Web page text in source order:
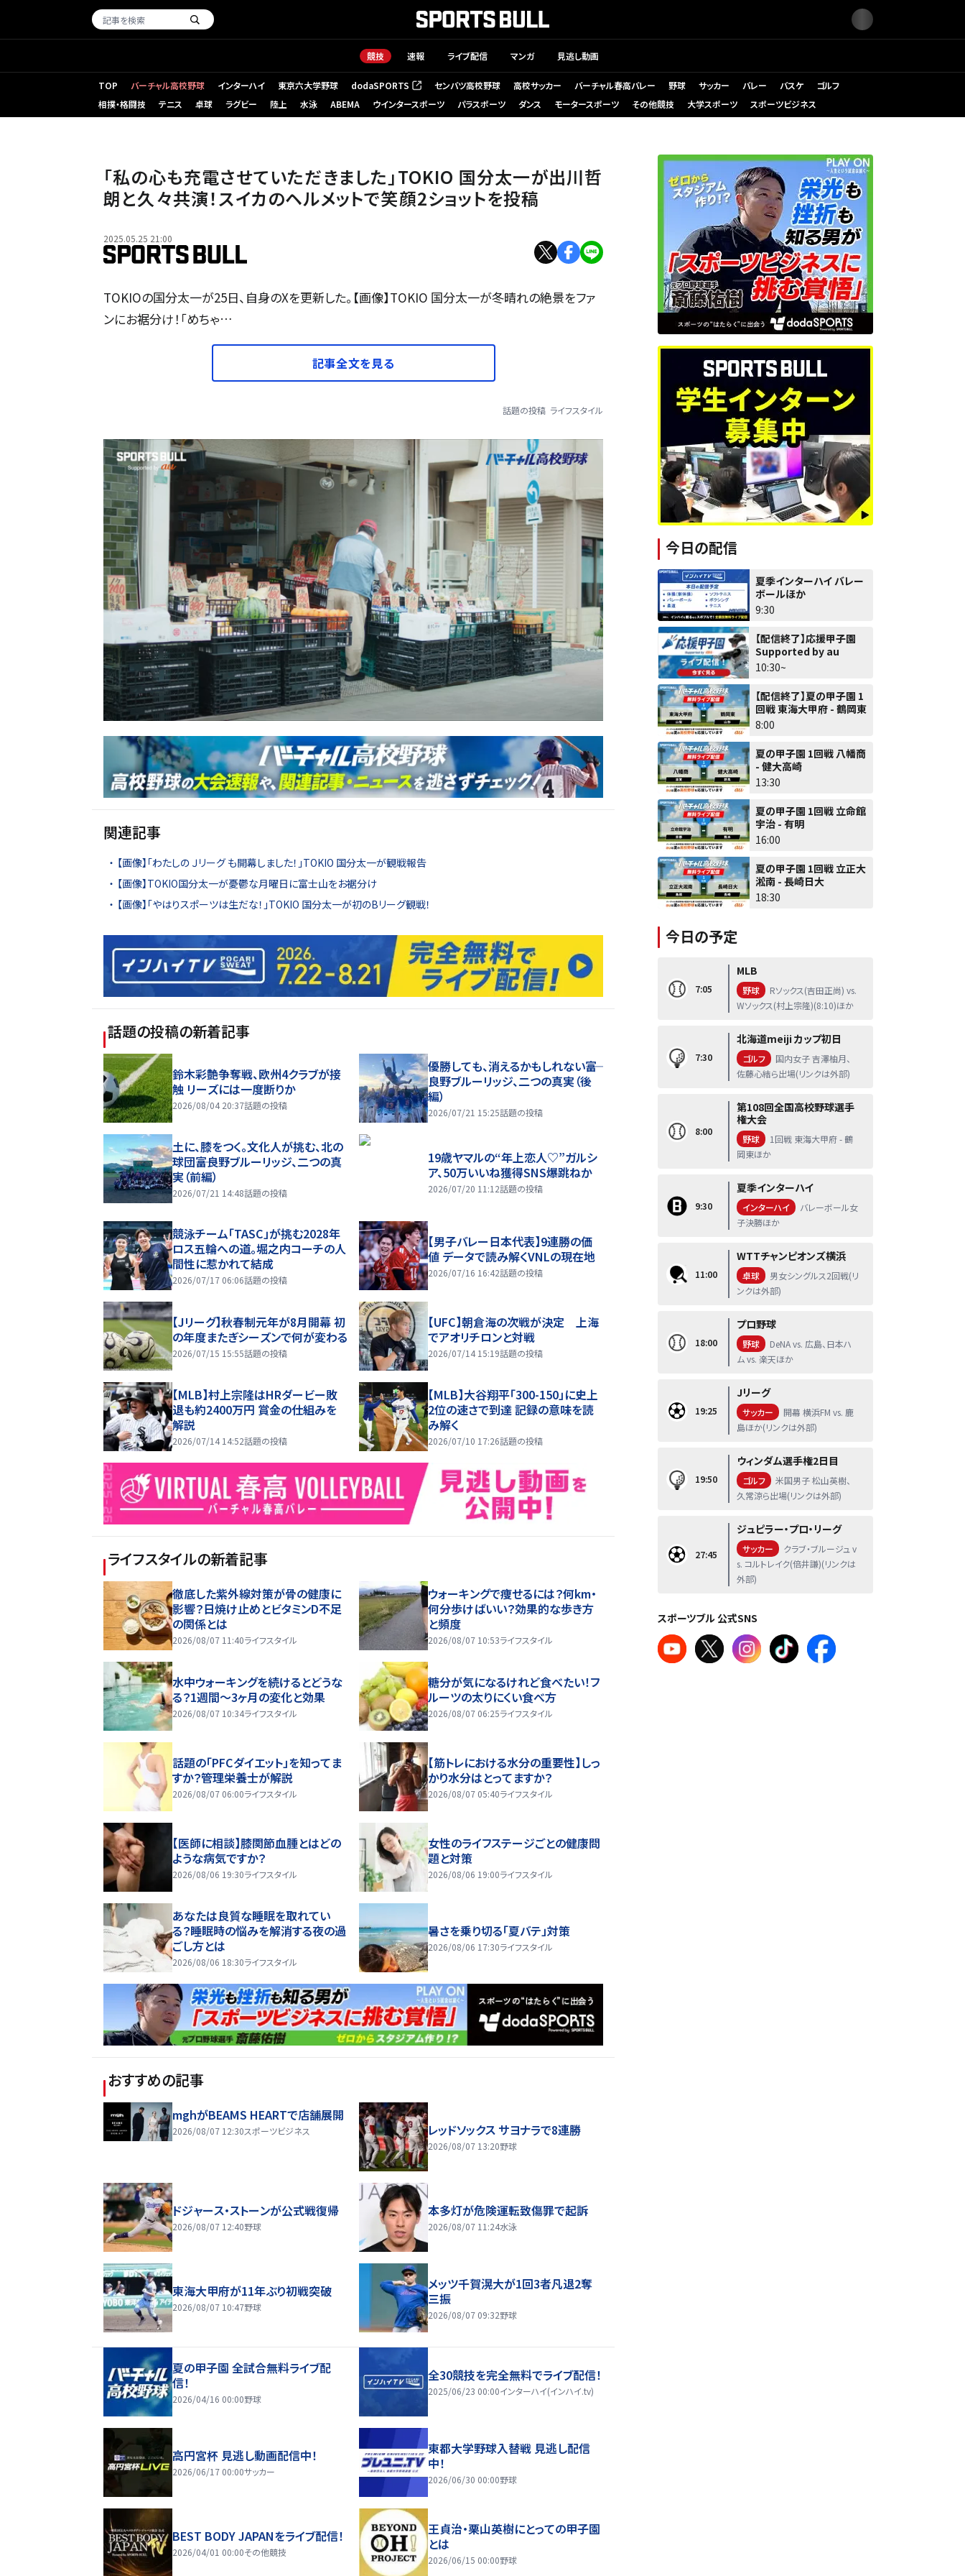
競技 速報 ライブ配信 マンガ 見逃し動画
TOP バーチャル高校野球 インターハイ 東京六大学野球 dodaSPORTS
（新しいタブで開く） センバツ高校野球 高校サッカー バーチャル春高バレー 野球 サッカー バレー バスケ
ゴルフ
相撲・格闘技
テニス 卓球 ラグビー 陸上 水泳 ABEMA ウインタースポーツ パラスポーツ ダンス モータースポーツ その他競技 大学スポーツ スポーツビジネス
「私の心も充電させていただきました」TOKIO 国分太一が出川哲
朗と久々共演！スイカのヘルメットで笑顔2ショットを投稿
2025.05.25 21:00
TOKIOの国分太一が25日、自身のXを更新した。【画像】TOKIO 国分太一が冬晴れの絶景をファ
ンにお裾分け！「めちゃ…
記事全文を見る
話題の投稿 ライフスタイル
関連記事
【画像】「わたしの Ｊリーグ も開幕しました！」TOKIO 国分太一が観戦報告
【画像】TOKIO国分太一が憂鬱な月曜日に富士山をお裾分け
【画像】「やはりスポーツは生だな！」TOKIO 国分太一が初のBリーグ観戦！
話題の投稿の新着記事
鈴木彩艶争奪戦、欧州4クラブが接
触 リーズには一度断りか
2026/08/04 20:37話題の投稿
優勝しても、消えるかもしれない――富
良野ブルーリッジ、二つの真実（後
編）
2026/07/21 15:25話題の投稿
土に、膝をつく。文化人が挑む、北の
球団――富良野ブルーリッジ、二つの真
実（前編）
2026/07/21 14:48話題の投稿
19歳ヤマルの“年上恋人♡”ガルシ
ア、50万いいね獲得SNS爆跳ねか
2026/07/20 11:12話題の投稿
競泳チーム「TASC」が挑む2028年
ロス五輪への道。堀之内コーチの人
間性に惹かれて結成
2026/07/17 06:06話題の投稿
【男子バレー日本代表】9連勝の価
値 データで読み解くVNLの現在地
2026/07/16 16:42話題の投稿
【Jリーグ】秋春制元年が8月開幕 初
の年度またぎシーズンで何が変わる
2026/07/15 15:55話題の投稿
【UFC】朝倉海の次戦が決定 上海
でアオリチロンと対戦
2026/07/14 15:19話題の投稿
【MLB】村上宗隆はHRダービー敗
退も約2400万円 賞金の仕組みを
解説
2026/07/14 14:52話題の投稿
【MLB】大谷翔平「300-150」に史上
2位の速さで到達 記録の意味を読
み解く
2026/07/10 17:26話題の投稿
ライフスタイルの新着記事
徹底した紫外線対策が骨の健康に
影響？日焼け止めとビタミンD不足
の関係とは
2026/08/07 11:40ライフスタイル
ウォーキングで痩せるには？何km・
何分歩けばいい？効果的な歩き方
と頻度
2026/08/07 10:53ライフスタイル
水中ウォーキングを続けるとどうな
る？1週間～3ヶ月の変化と効果
2026/08/07 10:34ライフスタイル
糖分が気になるけれど食べたい！フ
ルーツの太りにくい食べ方
2026/08/07 06:25ライフスタイル
話題の「PFCダイエット」を知ってま
すか？管理栄養士が解説
2026/08/07 06:00ライフスタイル
【筋トレにおける水分の重要性】しっ
かり水分はとってますか？
2026/08/07 05:40ライフスタイル
【医師に相談】膝関節血腫とはどの
ような病気ですか？
2026/08/06 19:30ライフスタイル
女性のライフステージごとの健康問
題と対策
2026/08/06 19:00ライフスタイル
あなたは良質な睡眠を取れてい
る？睡眠時の悩みを解消する夜の過
ごし方とは
2026/08/06 18:30ライフスタイル
暑さを乗り切る「夏バテ」対策
2026/08/06 17:30ライフスタイル
おすすめの記事
mghがBEAMS HEARTで店舗展開
2026/08/07 12:30スポーツビジネス レッドソックス サヨナラで8連勝
2026/08/07 13:20野球
ドジャース・ストーンが公式戦復帰
2026/08/07 12:40野球
本多灯が危険運転致傷罪で起訴
2026/08/07 11:24水泳
東海大甲府が11年ぶり初戦突破
2026/08/07 10:47野球
メッツ千賀滉大が1回3者凡退2奪
三振
2026/08/07 09:32野球
夏の甲子園 全試合無料ライブ配
信！
2026/04/16 00:00野球
全30競技を完全無料でライブ配信！
2025/06/23 00:00インターハイ(インハイ.tv)
高円宮杯 見逃し動画配信中！
2026/06/17 00:00サッカー
東都大学野球入替戦 見逃し配信
中！
2026/06/30 00:00野球
BEST BODY JAPANをライブ配信！
2026/04/01 00:00その他競技
王貞治・栗山英樹にとっての甲子園
とは
2026/06/15 00:00野球
今日の配信
夏季インターハイ バレー
ボールほか
9:30
【配信終了】応援甲子園
Supported by au
10:30~
【配信終了】夏の甲子園 1
回戦 東海大甲府 - 鶴岡東
8:00
夏の甲子園 1回戦 八幡商
- 健大高崎
13:30
夏の甲子園 1回戦 立命館
宇治 - 有明
16:00
夏の甲子園 1回戦 立正大
淞南 - 長崎日大
18:30
今日の予定
7:05
MLB
野球
Rソックス(吉田正尚) vs.
Wソックス(村上宗隆)(8:10)ほか
7:30
北海道meiji カップ初日
ゴルフ
国内女子 吉澤柚月、
佐藤心結ら出場(リンクは外部)
8:00
第108回全国高校野球選手
権大会
野球
1回戦 東海大甲府 - 鶴
岡東ほか
9:30
夏季インターハイ
インターハイ
バレーボール女
子決勝ほか
11:00
WTTチャンピオンズ横浜
卓球
男女シングルス2回戦(リ
ンクは外部)
18:00
プロ野球
野球
DeNA vs. 広島、日本ハ
ム vs. 楽天ほか
19:25
Jリーグ
サッカー
開幕 横浜FM vs. 鹿
島ほか(リンクは外部)
19:50
ウィンダム選手権2日目
ゴルフ
米国男子 松山英樹、
久常涼ら出場(リンクは外部)
27:45
ジュピラー・プロ・リーグ
サッカー
クラブ・ブルージュ v
s. コルトレイク(倍井謙)(リンクは
外部)
スポーツブル 公式SNS